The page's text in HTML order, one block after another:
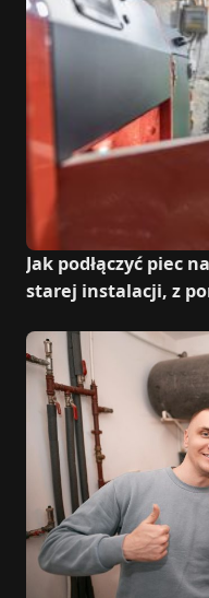
Jak podłączyć piec
starej instalacji, z